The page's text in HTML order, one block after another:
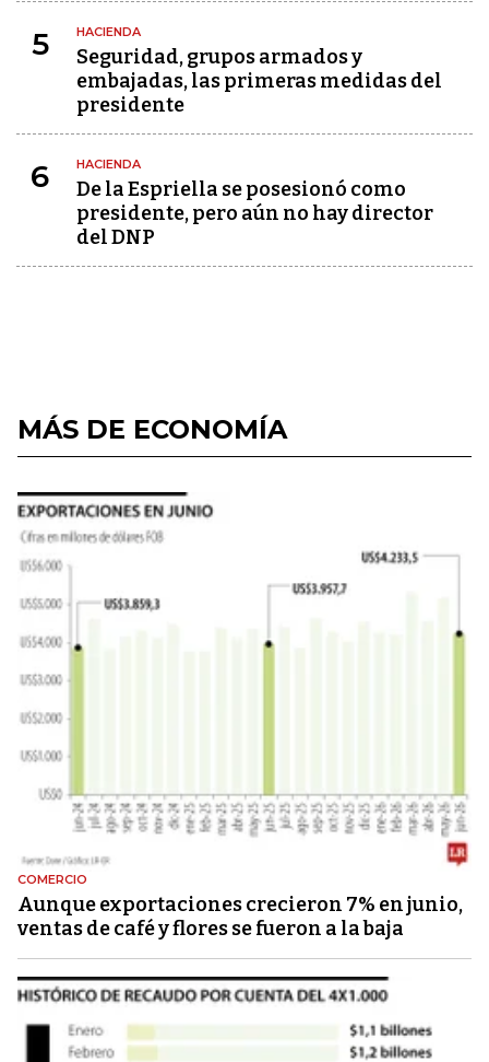
5 HACIENDA
Seguridad, grupos armados y
embajadas, las primeras medidas del
presidente
6 HACIENDA
De la Espriella se posesionó como
presidente, pero aún no hay director
del DNP
MÁS DE ECONOMÍA
COMERCIO
Aunque exportaciones crecieron 7% en junio,
ventas de café y flores se fueron a la baja